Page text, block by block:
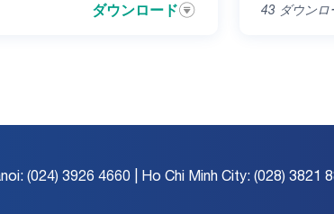
ダウンロード 43 ダウンロ
(024) 3926 4660 | Ho Chi Minh City: (028) 3821